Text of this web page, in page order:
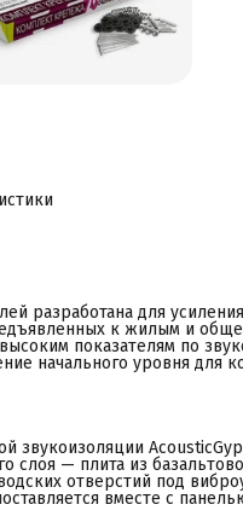
разработана для
к жилым и
показателям по
начального уровня для
звукоизоляции
слоя — плита из
отверстий под
вместе с